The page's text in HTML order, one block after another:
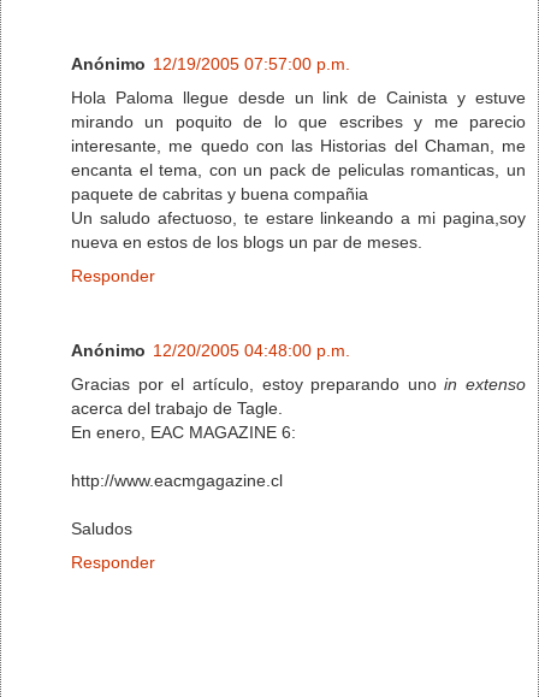
Anónimo 12/19/2005 07:57:00 p.m.
Hola Paloma llegue desde un link de Cainista y estuve
mirando un poquito de lo que escribes y me parecio
interesante, me quedo con las Historias del Chaman, me
encanta el tema, con un pack de peliculas romanticas, un
paquete de cabritas y buena compañia
Un saludo afectuoso, te estare linkeando a mi pagina,soy
nueva en estos de los blogs un par de meses.
Responder
Anónimo 12/20/2005 04:48:00 p.m.
Gracias por el artículo, estoy preparando unoin extenso
acerca del trabajo de Tagle.
En enero, EAC MAGAZINE 6:
http://www.eacmgagazine.cl
Saludos
Responder